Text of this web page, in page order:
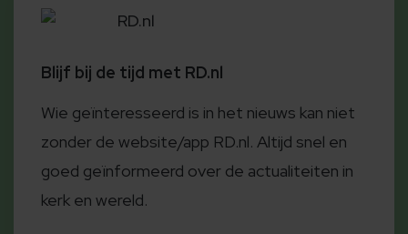
RD.nl
Blijf bij de tijd met RD.nl
Wie geïnteresseerd is in het nieuws kan niet
zonder de website/app RD.nl. Altijd snel en
goed geïnformeerd over de actualiteiten in
kerk en wereld.